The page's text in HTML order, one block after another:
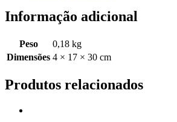
Informação adicional
Peso
0,18 kg
Dimensões 4 × 17 × 30 cm
Produtos relacionados